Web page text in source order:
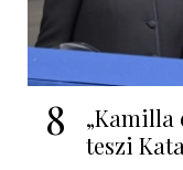
8
„Kamilla
teszi